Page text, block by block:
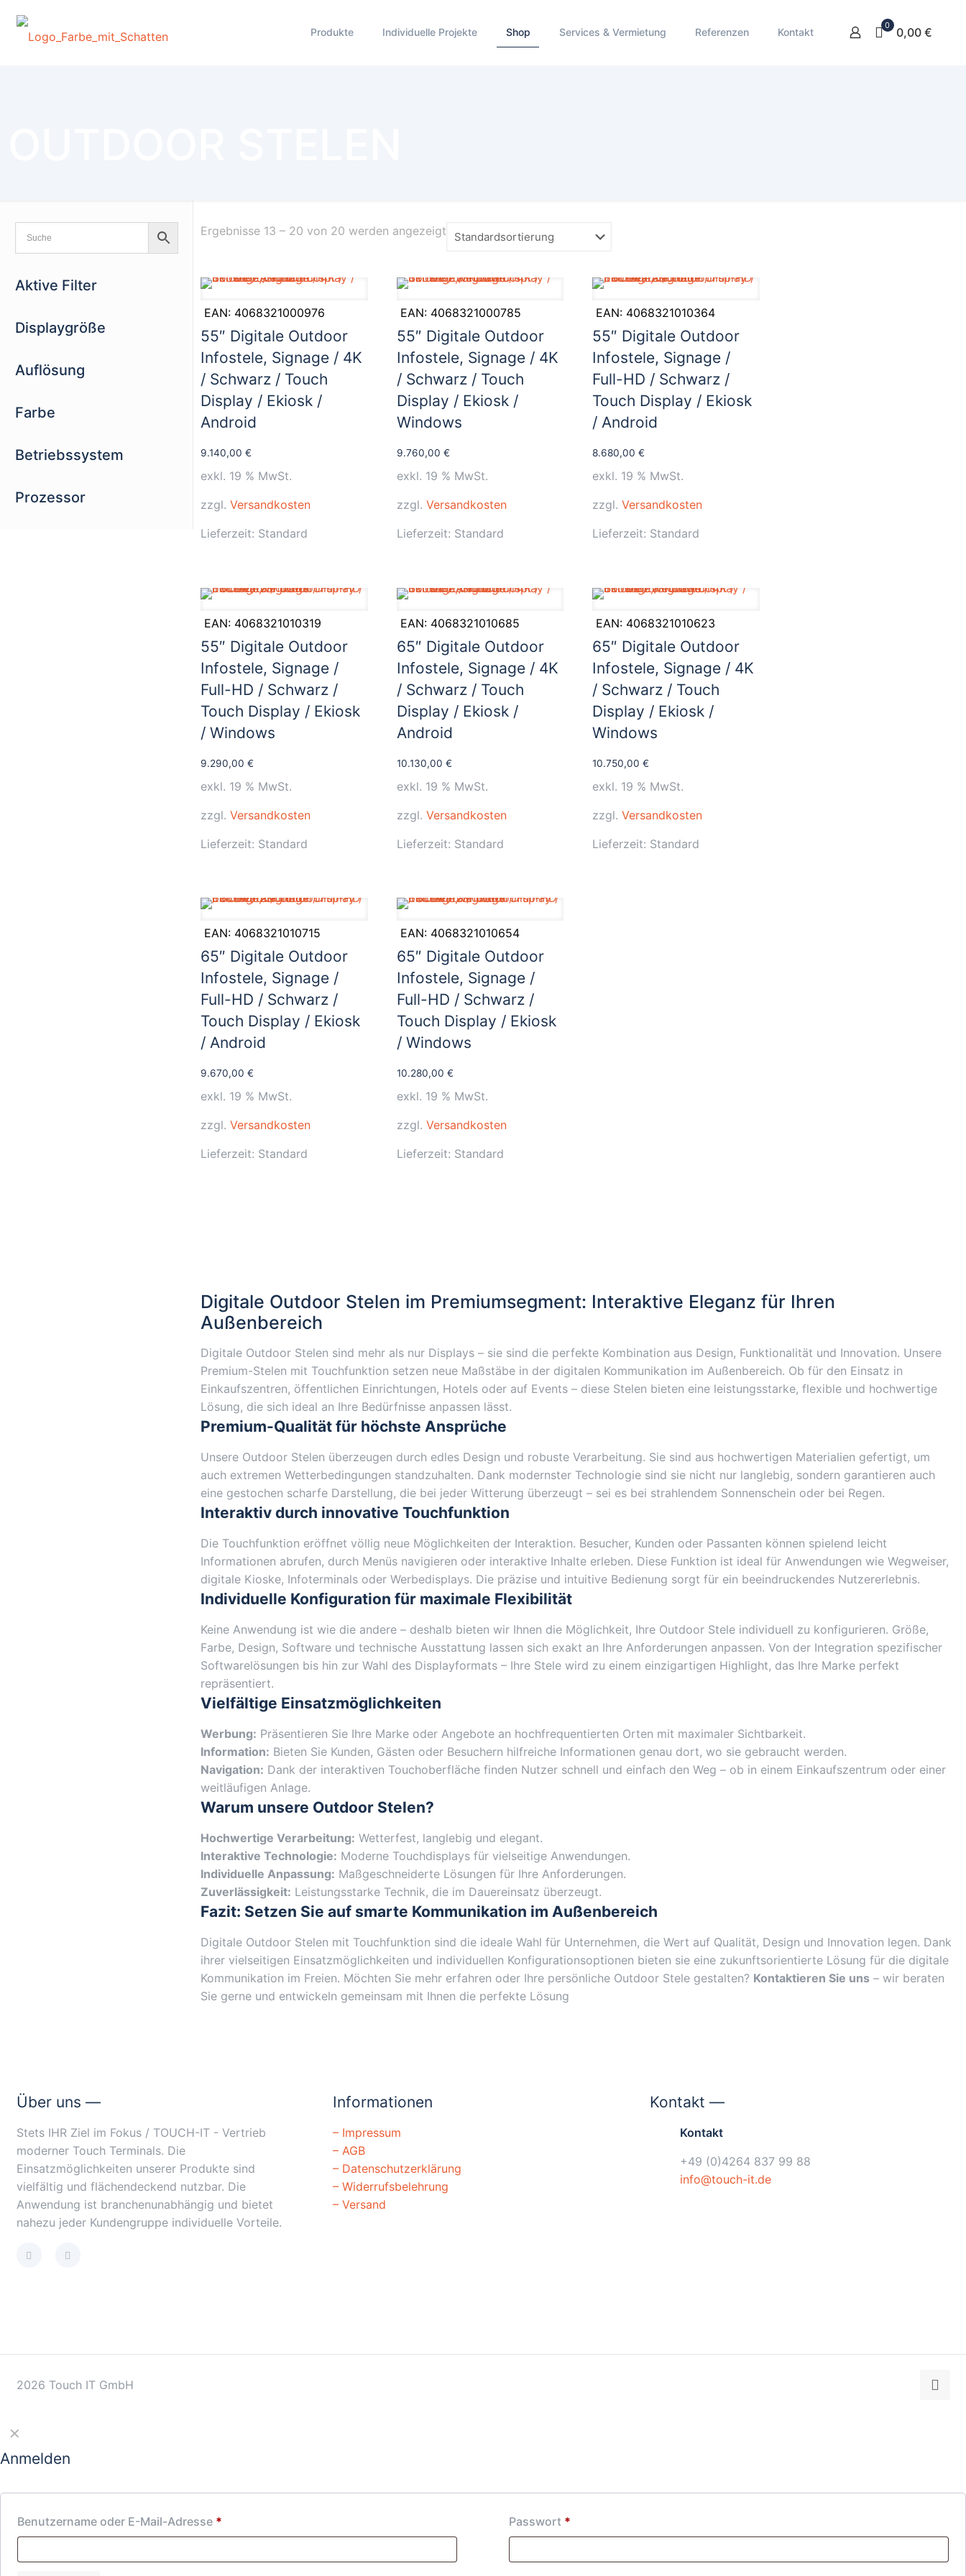
Produkte Individuelle Projekte Shop Services & Vermietung Referenzen Kontakt
0 0,00 €
Ergebnisse 13 – 20 von 20 werden angezeigt
EAN: 4068321000976
55″ Digitale Outdoor
Infostele, Signage / 4K
/ Schwarz / Touch
Display / Ekiosk /
Android
9.140,00€
exkl. 19 % MwSt.
zzgl.Versandkosten
Lieferzeit: Standard
EAN: 4068321000785
55″ Digitale Outdoor
Infostele, Signage / 4K
/ Schwarz / Touch
Display / Ekiosk /
Windows
9.760,00 €
exkl. 19 % MwSt.
zzgl. Versandkosten
Lieferzeit: Standard
EAN: 4068321010364
55″ Digitale Outdoor
Infostele, Signage /
Full-HD / Schwarz /
Touch Display / Ekiosk
/ Android
8.680,00€
exkl. 19 % MwSt.
zzgl.Versandkosten
Lieferzeit: Standard
EAN: 4068321010319
55″ Digitale Outdoor
Infostele, Signage /
Full-HD / Schwarz /
Touch Display / Ekiosk
/ Windows
9.290,00€
exkl. 19 % MwSt.
zzgl.Versandkosten
Lieferzeit: Standard
EAN: 4068321010685
65″ Digitale Outdoor
Infostele, Signage / 4K
/ Schwarz / Touch
Display / Ekiosk /
Android
10.130,00 €
exkl. 19 % MwSt.
zzgl. Versandkosten
Lieferzeit: Standard
EAN: 4068321010623
65″ Digitale Outdoor
Infostele, Signage / 4K
/ Schwarz / Touch
Display / Ekiosk /
Windows
10.750,00€
exkl. 19 % MwSt.
zzgl.Versandkosten
Lieferzeit: Standard
EAN: 4068321010715
65″ Digitale Outdoor
Infostele, Signage /
Full-HD / Schwarz /
Touch Display / Ekiosk
/ Android
9.670,00€
exkl. 19 % MwSt.
zzgl.Versandkosten
Lieferzeit: Standard
EAN: 4068321010654
65″ Digitale Outdoor
Infostele, Signage /
Full-HD / Schwarz /
Touch Display / Ekiosk
/ Windows
10.280,00 €
exkl. 19 % MwSt.
zzgl. Versandkosten
Lieferzeit: Standard
Digitale Outdoor Stelen im Premiumsegment: Interaktive Eleganz für Ihren
Außenbereich
Digitale Outdoor Stelen sind mehr als nur Displays – sie sind die perfekte Kombination aus Design, Funktionalität und Innovation. Unsere
Premium-Stelen mit Touchfunktion setzen neue Maßstäbe in der digitalen Kommunikation im Außenbereich. Ob für den Einsatz in
Einkaufszentren, öffentlichen Einrichtungen, Hotels oder auf Events – diese Stelen bieten eine leistungsstarke, flexible und hochwertige
Lösung, die sich ideal an Ihre Bedürfnisse anpassen lässt.
Premium-Qualität für höchste Ansprüche
Unsere Outdoor Stelen überzeugen durch edles Design und robuste Verarbeitung. Sie sind aus hochwertigen Materialien gefertigt, um
auch extremen Wetterbedingungen standzuhalten. Dank modernster Technologie sind sie nicht nur langlebig, sondern garantieren auch
eine gestochen scharfe Darstellung, die bei jeder Witterung überzeugt – sei es bei strahlendem Sonnenschein oder bei Regen.
Interaktiv durch innovative Touchfunktion
Die Touchfunktion eröffnet völlig neue Möglichkeiten der Interaktion. Besucher, Kunden oder Passanten können spielend leicht
Informationen abrufen, durch Menüs navigieren oder interaktive Inhalte erleben. Diese Funktion ist ideal für Anwendungen wie Wegweiser,
digitale Kioske, Infoterminals oder Werbedisplays. Die präzise und intuitive Bedienung sorgt für ein beeindruckendes Nutzererlebnis.
Individuelle Konfiguration für maximale Flexibilität
Keine Anwendung ist wie die andere – deshalb bieten wir Ihnen die Möglichkeit, Ihre Outdoor Stele individuell zu konfigurieren. Größe,
Farbe, Design, Software und technische Ausstattung lassen sich exakt an Ihre Anforderungen anpassen. Von der Integration spezifischer
Softwarelösungen bis hin zur Wahl des Displayformats – Ihre Stele wird zu einem einzigartigen Highlight, das Ihre Marke perfekt
repräsentiert.
Vielfältige Einsatzmöglichkeiten
Werbung: Präsentieren Sie Ihre Marke oder Angebote an hochfrequentierten Orten mit maximaler Sichtbarkeit.
Information: Bieten Sie Kunden, Gästen oder Besuchern hilfreiche Informationen genau dort, wo sie gebraucht werden.
Navigation: Dank der interaktiven Touchoberfläche finden Nutzer schnell und einfach den Weg – ob in einem Einkaufszentrum oder einer
weitläufigen Anlage.
Warum unsere Outdoor Stelen?
Hochwertige Verarbeitung: Wetterfest, langlebig und elegant.
Interaktive Technologie: Moderne Touchdisplays für vielseitige Anwendungen.
Individuelle Anpassung: Maßgeschneiderte Lösungen für Ihre Anforderungen.
Zuverlässigkeit: Leistungsstarke Technik, die im Dauereinsatz überzeugt.
Fazit: Setzen Sie auf smarte Kommunikation im Außenbereich
Digitale Outdoor Stelen mit Touchfunktion sind die ideale Wahl für Unternehmen, die Wert auf Qualität, Design und Innovation legen. Dank
ihrer vielseitigen Einsatzmöglichkeiten und individuellen Konfigurationsoptionen bieten sie eine zukunftsorientierte Lösung für die digitale
Kommunikation im Freien. Möchten Sie mehr erfahren oder Ihre persönliche Outdoor Stele gestalten? Kontaktieren Sie uns – wir beraten
Sie gerne und entwickeln gemeinsam mit Ihnen die perfekte Lösung
Aktive Filter
Displaygröße
Auflösung
Farbe
Betriebssystem
Prozessor
Über uns —
Stets IHR Ziel im Fokus / TOUCH-IT - Vertrieb
moderner Touch Terminals. Die
Einsatzmöglichkeiten unserer Produkte sind
vielfältig und flächendeckend nutzbar. Die
Anwendung ist branchenunabhängig und bietet
nahezu jeder Kundengruppe individuelle Vorteile.
Informationen
– Impressum
– AGB
– Datenschutzerklärung
– Widerrufsbelehrung
– Versand
Kontakt —
Kontakt
+49 (0)4264 837 99 88
info@touch-it.de
2026 Touch IT GmbH
✕
Anmelden
Benutzername oder E-Mail-Adresse * Passwort *